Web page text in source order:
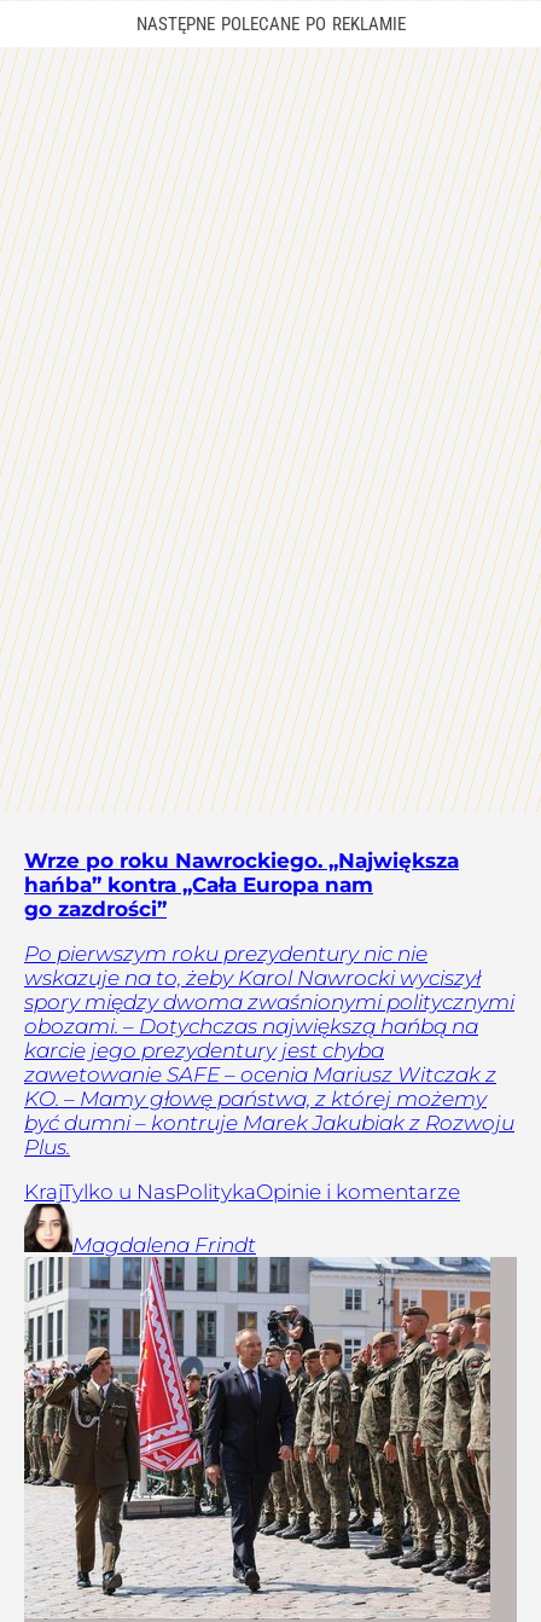
Wrze po roku Nawrockiego. „Największa
hańba” kontra „Cała Europa nam
go zazdrości”
Po pierwszym roku prezydentury nic nie
wskazuje na to, żeby Karol Nawrocki wyciszył
spory między dwoma zwaśnionymi politycznymi
obozami. – Dotychczas największą hańbą na
karcie jego prezydentury jest chyba
zawetowanie SAFE – ocenia Mariusz Witczak z
KO. – Mamy głowę państwa, z której możemy
być dumni – kontruje Marek Jakubiak z Rozwoju
Plus.
KrajTylko u NasPolitykaOpinie i komentarze
Magdalena Frindt